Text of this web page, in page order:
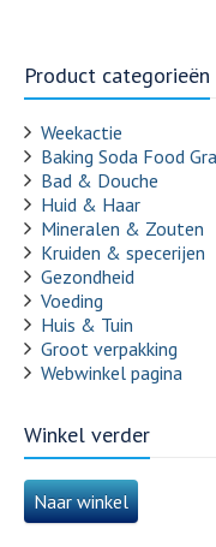
Product categorieën
Weekactie
Baking Soda Food
Bad & Douche
Huid & Haar
Mineralen & Zouten
Kruiden & specerijen
Gezondheid
Voeding
Huis & Tuin
Groot verpakking
Webwinkel pagina
Winkel verder
Naar winkel